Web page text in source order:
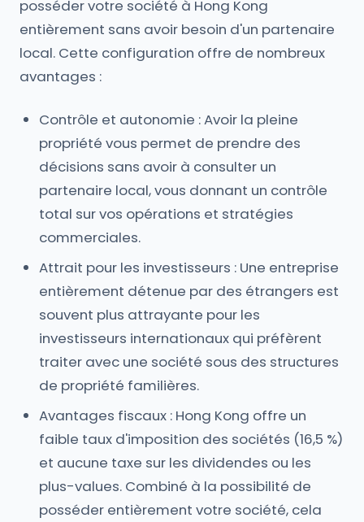
posséder votre société à Hong Kong
entièrement sans avoir besoin d'un partenaire
local. Cette configuration offre de nombreux
avantages :
Contrôle et autonomie : Avoir la pleine
propriété vous permet de prendre des
décisions sans avoir à consulter un
partenaire local, vous donnant un contrôle
total sur vos opérations et stratégies
commerciales.
Attrait pour les investisseurs : Une entreprise
entièrement détenue par des étrangers est
souvent plus attrayante pour les
investisseurs internationaux qui préfèrent
traiter avec une société sous des structures
de propriété familières.
Avantages fiscaux : Hong Kong offre un
faible taux d'imposition des sociétés (16,5 %)
et aucune taxe sur les dividendes ou les
plus-values. Combiné à la possibilité de
posséder entièrement votre société, cela